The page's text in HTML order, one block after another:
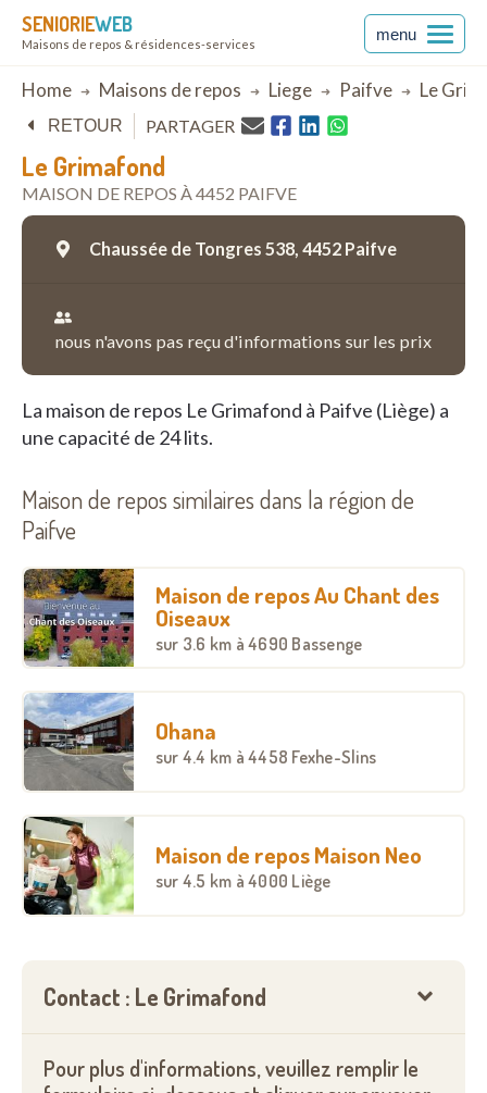
SENIORIEWEB
Maisons de repos & résidences-services
menu
Breadcrumb
Home Maisons de repos Liege Paifve Le
Le Grimafond
MAISON DE REPOS À 4452 PAIFVE
RETOUR PARTAGER
Chaussée de Tongres 538, 4452 Paifve
nous n'avons pas reçu d'informations sur les prix
La maison de repos Le Grimafond à Paifve (Liège) a
une capacité de 24 lits.
Maison de repos similaires dans la région de
Paifve
Maison de repos Au Chant des
Oiseaux
sur 3.6 km à 4690 Bassenge
Ohana
sur 4.4 km à 4458 Fexhe-Slins
Maison de repos Maison Neo
sur 4.5 km à 4000 Liège
Contact : Le Grimafond
Pour plus d'informations, veuillez remplir le